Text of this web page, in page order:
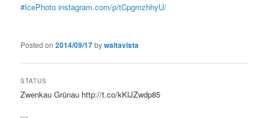
#IcePhoto instagram.com/p/tCpgmzhhyU/
Posted on2014/09/17bywaltavista
STATUS
Zwenkau Grünau http://t.co/kKlJZwdp85